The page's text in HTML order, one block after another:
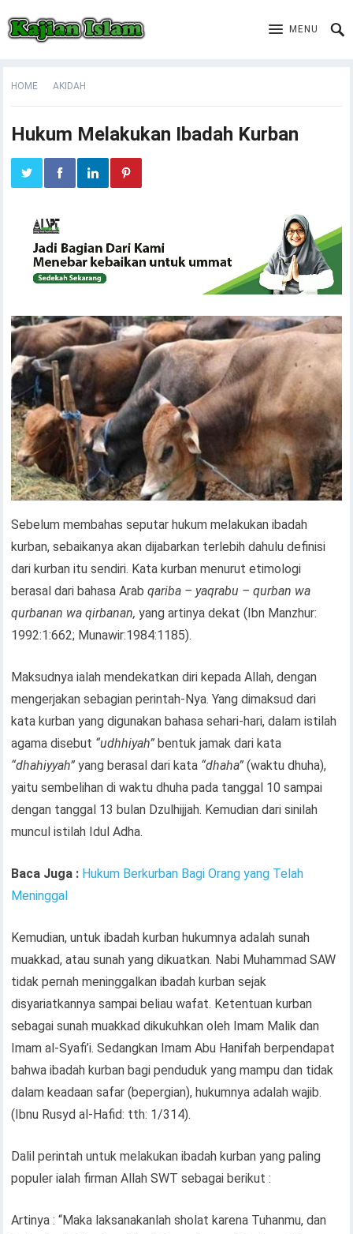
MENU
HOME AKIDAH
Hukum Melakukan Ibadah Kurban
Sebelum membahas seputar hukum melakukan ibadah
kurban, sebaikanya akan dijabarkan terlebih dahulu definisi
dari kurban itu sendiri. Kata kurban menurut etimologi
berasal dari bahasa Arabqariba – yaqrabu – qurban wa
qurbanan wa qirbanan,yang artinya dekat (Ibn Manzhur:
1992:1:662; Munawir:1984:1185).
Maksudnya ialah mendekatkan diri kepada Allah, dengan
mengerjakan sebagian perintah-Nya. Yang dimaksud dari
kata kurban yang digunakan bahasa sehari-hari, dalam istilah
agama disebut “udhhiyah” bentuk jamak dari kata
“dhahiyyah”yang berasal dari kata “dhaha” (waktu dhuha),
yaitu sembelihan di waktu dhuha pada tanggal 10 sampai
dengan tanggal 13 bulan Dzulhijjah. Kemudian dari sinilah
muncul istilah Idul Adha.
Baca Juga : Hukum Berkurban Bagi Orang yang Telah
Meninggal
Kemudian, untuk ibadah kurban hukumnya adalah sunah
muakkad, atau sunah yang dikuatkan. Nabi Muhammad SAW
tidak pernah meninggalkan ibadah kurban sejak
disyariatkannya sampai beliau wafat. Ketentuan kurban
sebagai sunah muakkad dikukuhkan oleh Imam Malik dan
Imam al-Syafi’i. Sedangkan Imam Abu Hanifah berpendapat
bahwa ibadah kurban bagi penduduk yang mampu dan tidak
dalam keadaan safar (bepergian), hukumnya adalah wajib.
(Ibnu Rusyd al-Hafid: tth: 1/314).
Dalil perintah untuk melakukan ibadah kurban yang paling
populer ialah firman Allah SWT sebagai berikut :
Artinya : “Maka laksanakanlah sholat karena Tuhanmu, dan